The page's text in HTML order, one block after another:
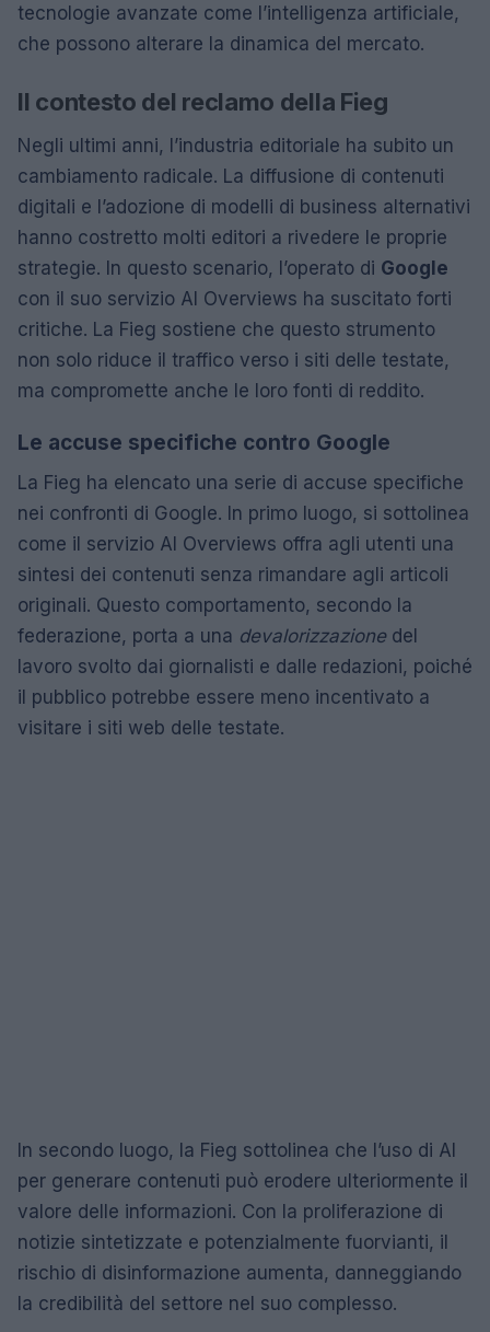
tecnologie avanzate come l’intelligenza artificiale,
che possono alterare la dinamica del mercato.
Il contesto del reclamo della Fieg
Negli ultimi anni, l’industria editoriale ha subito un
cambiamento radicale. La diffusione di contenuti
digitali e l’adozione di modelli di business alternativi
hanno costretto molti editori a rivedere le proprie
strategie. In questo scenario, l’operato di Google
con il suo servizio AI Overviews ha suscitato forti
critiche. La Fieg sostiene che questo strumento
non solo riduce il traffico verso i siti delle testate,
ma compromette anche le loro fonti di reddito.
Le accuse specifiche contro Google
La Fieg ha elencato una serie di accuse specifiche
nei confronti di Google. In primo luogo, si sottolinea
come il servizio AI Overviews offra agli utenti una
sintesi dei contenuti senza rimandare agli articoli
originali. Questo comportamento, secondo la
federazione, porta a una devalorizzazionedel
lavoro svolto dai giornalisti e dalle redazioni, poiché
il pubblico potrebbe essere meno incentivato a
visitare i siti web delle testate.
In secondo luogo, la Fieg sottolinea che l’uso di AI
per generare contenuti può erodere ulteriormente il
valore delle informazioni. Con la proliferazione di
notizie sintetizzate e potenzialmente fuorvianti, il
rischio di disinformazione aumenta, danneggiando
la credibilità del settore nel suo complesso.